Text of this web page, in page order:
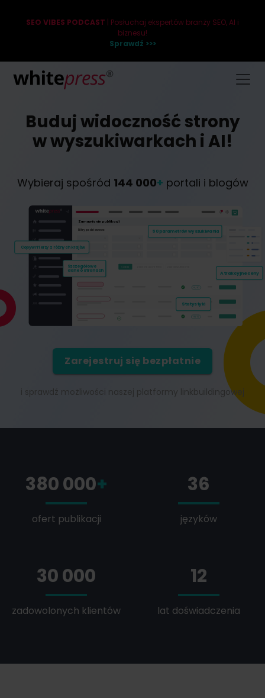
SEO VIBES PODCAST | Posłuchaj ekspertów branży SEO, AI i
biznesu!
Sprawdź >>>
Buduj widoczność strony
w wyszukiwarkach i AI!
Wybieraj spośród 144 000+ portali i blogów
Zarejestruj się bezpłatnie
i sprawdź możliwości naszej platformy linkbuildingowej
380 000+
ofert publikacji
36
języków
30 000
zadowolonych klientów
12
lat doświadczenia